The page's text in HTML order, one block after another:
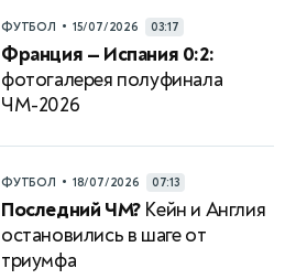
ФУТБОЛ • 15/07/2026 03:17
Франция — Испания 0:2:
фотогалерея полуфинала
ЧМ-2026
ФУТБОЛ • 18/07/2026 07:13
Последний ЧМ?Кейн и Англия
остановились в шаге от
триумфа